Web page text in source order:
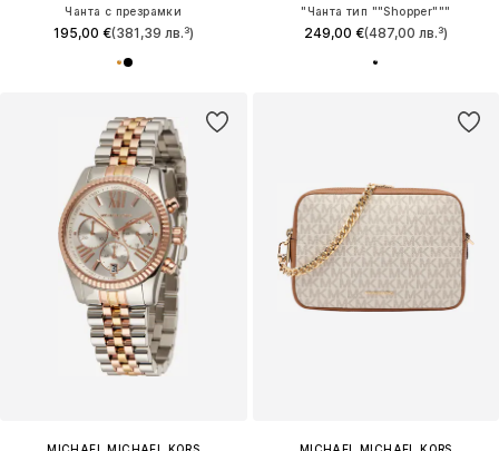
Чанта с презрамки
195,00 €(381,39 лв.³)
"Чанта тип ""Shopper"""
249,00 €(487,00 лв.³)